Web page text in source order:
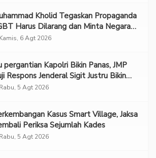
Kholid Tegaskan Propaganda
Harus Dilarang dan Minta Negara
Korban
Kamis, 6 Agt 2026
pergantian Kapolri Bikin Panas, JMP
Respons Jenderal Sigit Justru Bikin
Rabu, 5 Agt 2026
Kasus Smart Village, Jaksa
Periksa Sejumlah Kades
Rabu, 5 Agt 2026